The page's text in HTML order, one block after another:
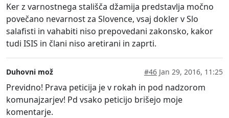
Ker z varnostnega stališča džamija predstavlja močno
povečano nevarnost za Slovence, vsaj dokler v Slo
salafisti in vahabiti niso prepovedani zakonsko, kakor
tudi ISIS in člani niso aretirani in zaprti.
Duhovni mož #46 Jan 29, 2016, 11:25
Previdno! Prava peticija je v rokah in pod nadzorom
komunajzarjev! Pd vsako peticijo brišejo moje
komentarje.